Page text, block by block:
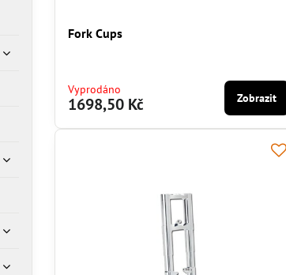
Fork Cups
Vyprodáno
1698,50 Kč Zobrazit